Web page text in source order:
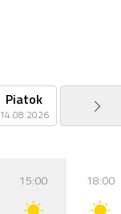
Piatok
14.08.2026
Sobota
15.08.2026
15:00 18:00